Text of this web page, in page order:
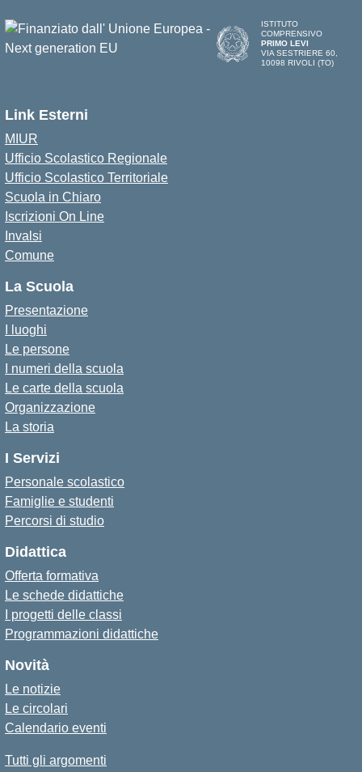
ISTITUTO
COMPRENSIVO
PRIMO LEVI
VIA SESTRIERE 60,
10098 RIVOLI (TO)
Link Esterni
MIUR
Ufficio Scolastico Regionale
Ufficio Scolastico Territoriale
Scuola in Chiaro
Iscrizioni On Line
Invalsi
Comune
La Scuola
Presentazione
I luoghi
Le persone
I numeri della scuola
Le carte della scuola
Organizzazione
La storia
I Servizi
Personale scolastico
Famiglie e studenti
Percorsi di studio
Didattica
Offerta formativa
Le schede didattiche
I progetti delle classi
Programmazioni didattiche
Novità
Le notizie
Le circolari
Calendario eventi
Tutti gli argomenti